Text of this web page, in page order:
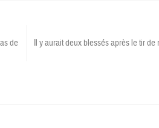
de
Il y aurait deux blessés après le tir